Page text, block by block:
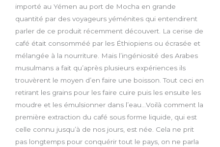
importé au Yémen au port de Mocha en grande
quantité par des voyageurs yéménites qui entendirent
parler de ce produit récemment découvert. La cerise de
café était consomméé par les Éthiopiens ou écrasée et
mélangée à la nourriture. Mais l’ingéniosité des Arabes
musulmans a fait qu’après plusieurs expériences ils
trouvèrent le moyen d’en faire une boisson. Tout ceci en
retirant les grains pour les faire cuire puis les ensuite les
moudre et les émulsionner dans l’eau…Voilà comment la
première extraction du café sous forme liquide, qui est
celle connu jusqu’à de nos jours, est née. Cela ne prit
pas longtemps pour conquérir tout le pays, on ne parla